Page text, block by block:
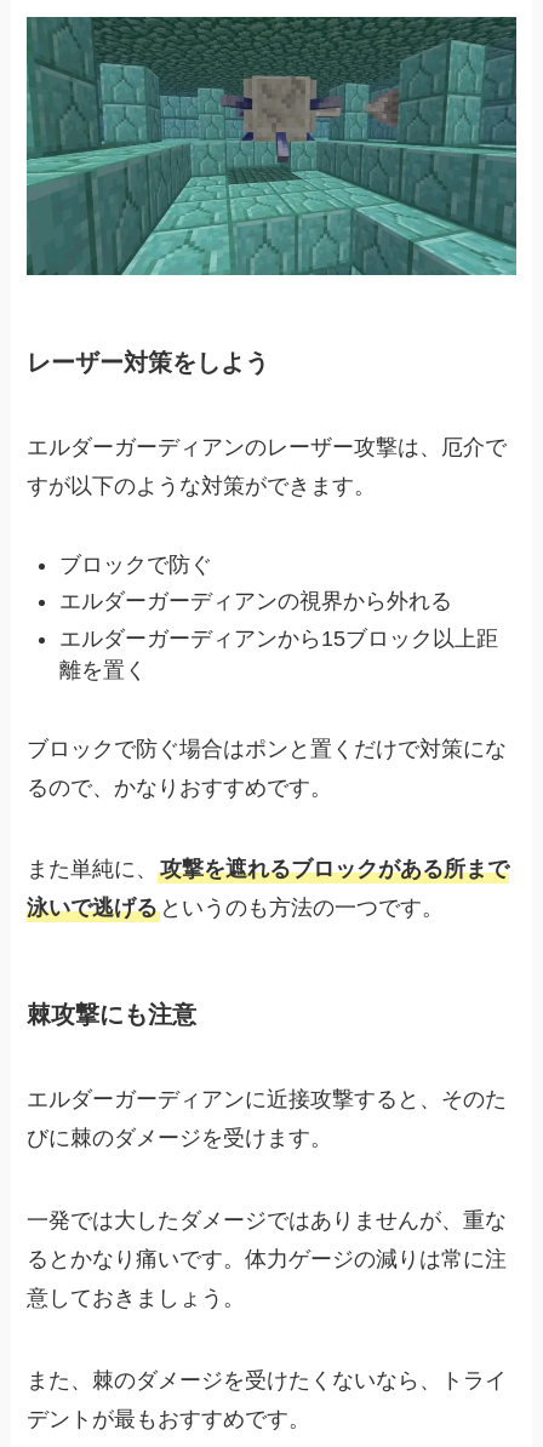
レーザー対策をしよう
エルダーガーディアンのレーザー攻撃は、厄介で
すが以下のような対策ができます。
ブロックで防ぐ
エルダーガーディアンの視界から外れる
エルダーガーディアンから15ブロック以上距
離を置く
ブロックで防ぐ場合はポンと置くだけで対策にな
るので、かなりおすすめです。
また単純に、攻撃を遮れるブロックがある所まで
泳いで逃げる というのも方法の一つです。
棘攻撃にも注意
エルダーガーディアンに近接攻撃すると、そのた
びに棘のダメージを受けます。
一発では大したダメージではありませんが、重な
るとかなり痛いです。体力ゲージの減りは常に注
意しておきましょう。
また、棘のダメージを受けたくないなら、トライ
デントが最もおすすめです。